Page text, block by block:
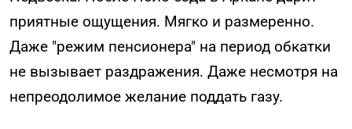
приятные ощущения. Мягко и размеренно.
Даже "режим пенсионера" на период обкатки
не вызывает раздражения. Даже несмотря на
непреодолимое желание поддать газу.